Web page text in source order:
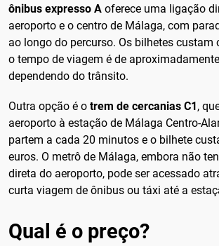
ônibus expresso A oferece uma ligação
aeroporto e o centro de Málaga, com
ao longo do percurso. Os bilhetes custam
o tempo de viagem é de
dependendo do trânsito.
Outra opção é o trem de cercanias C1 ,
aeroporto à estação de Málaga Centro-
partem a cada 20 minutos e o bilhete
euros. O metrô de Málaga, embora não
direta do aeroporto, pode ser acessado
curta viagem de ônibus ou táxi até a
Qual é o preço?